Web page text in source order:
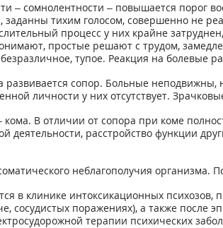
– сомнолентности – повышается порог
тихим голосом, совершенно не
процесс у них крайне
простые решают с трудом,
тупое. Реакция на болевые
развивается сопор. Больные
личности у них отсутствует.
В отличии от сопора при коме
деятельности, расстройство функции
неблагополучия организма.
в клинике интоксикационных
сосудистых поражениях), а также после
терапии психических